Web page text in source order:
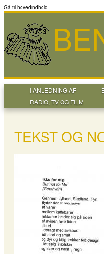
Gå til hovedindhold
I ANLEDNING AF
RADIO, TV OG FILM
TEKST OG